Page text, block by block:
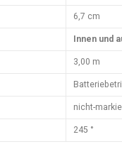
6,7 cm
Innen und
3,00 m
nicht-
245 °